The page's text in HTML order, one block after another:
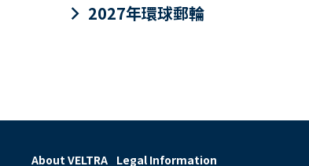
keyboard_arrow_right 2027年環球郵輪
About VELTRA Legal Information